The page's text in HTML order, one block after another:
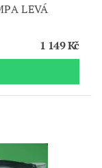
LEVÁ
1 149 Kč